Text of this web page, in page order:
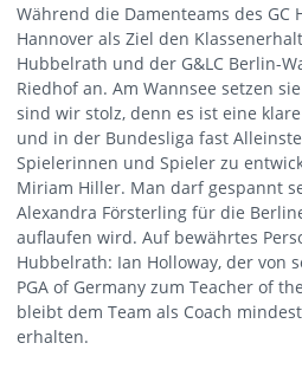
Während die Damenteams des GC
Hannover als Ziel den
Hubbelrath und der G&LC Berlin-
Riedhof an. Am Wannsee setzen
sind wir stolz, denn es ist eine
und in der Bundesliga fast
Spielerinnen und Spieler zu
Miriam Hiller. Man darf gespannt
Alexandra Försterling für die
auflaufen wird. Auf bewährtes
Hubbelrath: Ian Holloway, der von
PGA of Germany zum Teacher of
bleibt dem Team als Coach
erhalten.